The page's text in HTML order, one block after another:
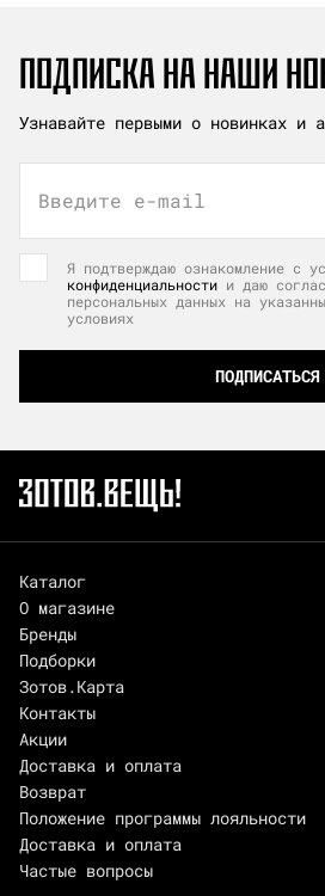
ПОДПИСКА НА НАШИ
Узнавайте первыми о новинках и
Введите e-mail
Я подтверждаю ознакомление с
конфиденциальности и даю
персональных данных на
условиях
ПОДПИСАТЬСЯ
Каталог
О магазине
Бренды
Подборки
Зотов.Карта
Контакты
Акции
Доставка и оплата
Возврат
Положение программы лояльности
Доставка и оплата
Частые вопросы